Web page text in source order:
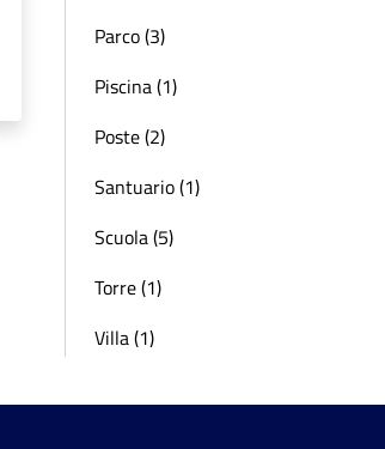
Parco (3)
Piscina (1)
Poste (2)
Santuario (1)
Scuola (5)
Torre (1)
Villa (1)